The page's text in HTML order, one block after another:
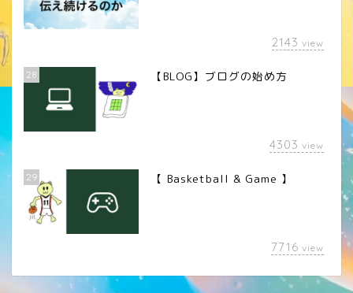
2143 view
28 【BLOG】ブログの始め方
4303 view
29 【 Basketball & Game 】
7716 view
カメラレンズ